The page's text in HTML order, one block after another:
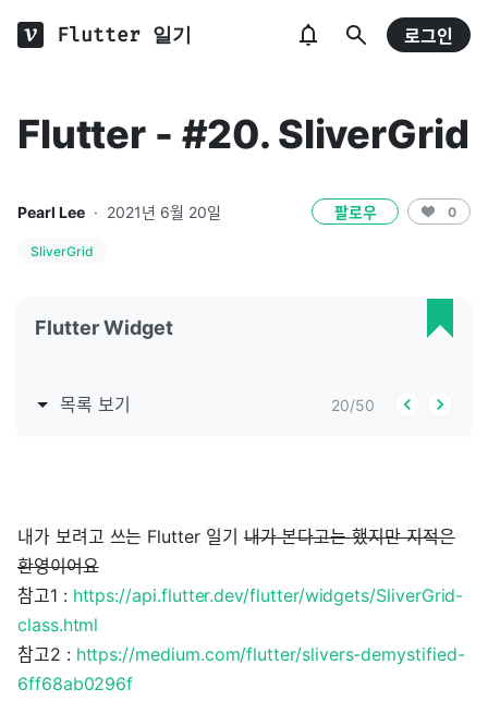
Flutter 일기 로그인
Flutter - #20. SliverGrid
Pearl Lee · 2021년 6월 20일 팔로우 0
SliverGrid
Flutter Widget
목록 보기 20/50
내가 보려고 쓰는 Flutter 일기내가 본다고는 했지만 지적은
환영이어요
참고1 : https://api.flutter.dev/flutter/widgets/SliverGrid-
class.html
참고2 : https://medium.com/flutter/slivers-demystified-
6ff68ab0296f